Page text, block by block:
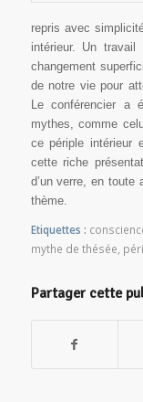
repris avec
intérieur. Un
changement
de notre vie pour
Le conférencier a
mythes, comme
ce périple intérieur
cette riche
d’un verre, en toute
thème.
Etiquettes :
mythe de thésée
Partager cette